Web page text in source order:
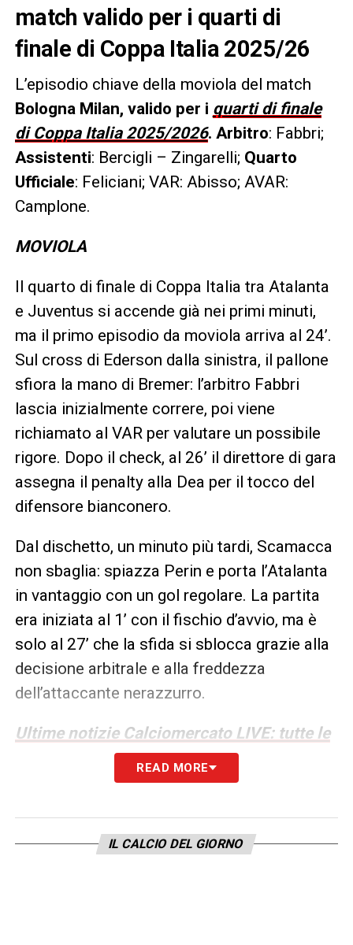
match valido per i quarti di
finale di Coppa Italia 2025/26
L’episodio chiave della moviola del match
Bologna Milan, valido per i quarti di finale
di Coppa Italia 2025/2026. Arbitro: Fabbri;
Assistenti: Bercigli – Zingarelli; Quarto
Ufficiale: Feliciani; VAR: Abisso; AVAR:
Camplone.
MOVIOLA
Il quarto di finale di Coppa Italia tra Atalanta
e Juventus si accende già nei primi minuti,
ma il primo episodio da moviola arriva al 24’.
Sul cross di Ederson dalla sinistra, il pallone
sfiora la mano di Bremer: l’arbitro Fabbri
lascia inizialmente correre, poi viene
richiamato al VAR per valutare un possibile
rigore. Dopo il check, al 26’ il direttore di gara
assegna il penalty alla Dea per il tocco del
difensore bianconero.
Dal dischetto, un minuto più tardi, Scamacca
non sbaglia: spiazza Perin e porta l’Atalanta
in vantaggio con un gol regolare. La partita
era iniziata al 1’ con il fischio d’avvio, ma è
solo al 27’ che la sfida si sblocca grazie alla
decisione arbitrale e alla freddezza
dell’attaccante nerazzurro.
Ultime notizie Calciomercato LIVE: tutte le
novità del giorno
READ MORE
IL CALCIO DEL GIORNO